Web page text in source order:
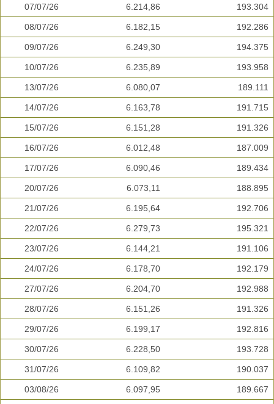
07/07/26 6.214,86 193.304
08/07/26 6.182,15 192.286
09/07/26 6.249,30 194.375
10/07/26 6.235,89 193.958
13/07/26 6.080,07 189.111
14/07/26 6.163,78 191.715
15/07/26 6.151,28 191.326
16/07/26 6.012,48 187.009
17/07/26 6.090,46 189.434
20/07/26 6.073,11 188.895
21/07/26 6.195,64 192.706
22/07/26 6.279,73 195.321
23/07/26 6.144,21 191.106
24/07/26 6.178,70 192.179
27/07/26 6.204,70 192.988
28/07/26 6.151,26 191.326
29/07/26 6.199,17 192.816
30/07/26 6.228,50 193.728
31/07/26 6.109,82 190.037
03/08/26 6.097,95 189.667